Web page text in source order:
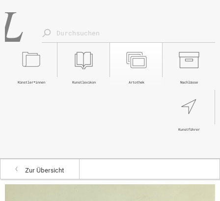
Nachlässe
Artothek
Kunstlexikon
Künstler*innen
Kunstführer
Zur Übersicht